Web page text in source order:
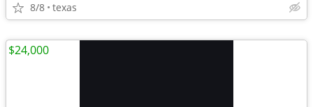
8/8 texas
$24,000